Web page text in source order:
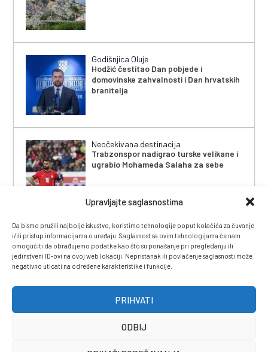
Upravljajte saglasnostima
Da bismo pružili najbolje iskustvo, koristimo tehnologije poput kolačića za čuvanje
i/ili pristup informacijama o uređaju. Saglasnost sa ovim tehnologijama će nam
omogućiti da obrađujemo podatke kao što su ponašanje pri pregledanju ili
jedinstveni ID-ovi na ovoj web lokaciji. Nepristanak ili povlačenje saglasnosti može
negativno uticati na određene karakteristike i funkcije.
PRIHVATI
ODBIJ
Godišnjica Oluje
Hodžić čestitao Dan pobjede i
domovinske zahvalnosti i Dan hrvatskih
branitelja
Neočekivana destinacija
Trabzonspor nadigrao turske velikane i
ugrabio Mohameda Salaha za sebe